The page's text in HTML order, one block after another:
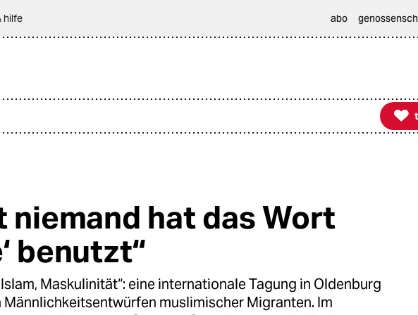
hilfe abo

taz
niemand hat das Wort
benutzt“
Maskulinität“: eine internationale Tagung in Oldenburg
muslimischer Migranten. Im